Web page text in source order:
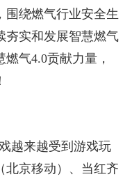
围绕燃气行业安全生
夯实和发展智慧燃气
气4.0贡献力量，
越来越受到游戏玩
北京移动）、当红齐